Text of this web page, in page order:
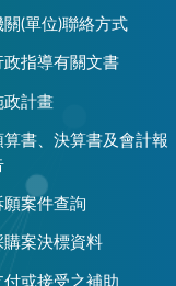
關(單位)聯絡方式
政指導有關文書
政計畫
算書、決算書及會計報
願案件查詢
購案決標資料
付或接受之補助